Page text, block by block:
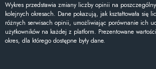
Wykres przedstawia zmiany liczby opinii na
kolejnych okresach. Dane pokazują, jak kształtowała się
różnych serwisach opinii, umożliwiając porównanie ich
użytkowników na każdej z platform. Prezentowane
okres, dla którego dostępne były dane.